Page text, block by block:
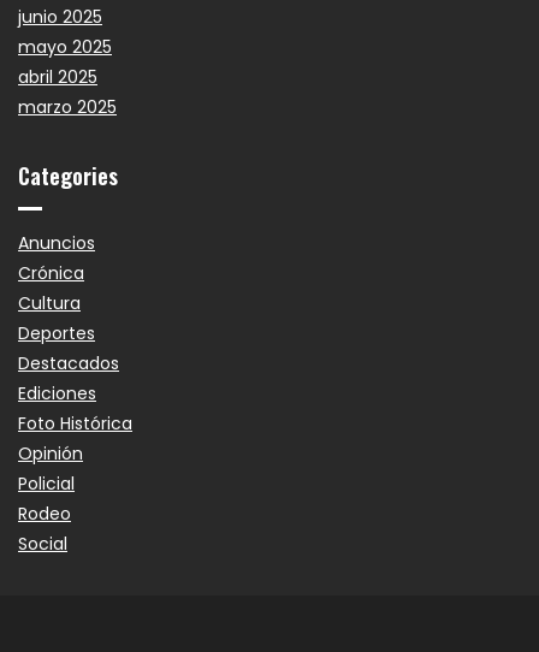
junio 2025
mayo 2025
abril 2025
marzo 2025
Categories
Anuncios
Crónica
Cultura
Deportes
Destacados
Ediciones
Foto Histórica
Opinión
Policial
Rodeo
Social